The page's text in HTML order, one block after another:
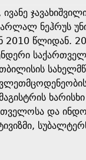
ნეჰრუს
2010 წლიდან.
და